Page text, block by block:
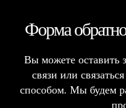
Форма
Вы можете оставить
связи или
способом. Мы будем